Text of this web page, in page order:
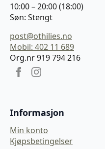
10:00 – 20:00 (18:00)
Søn: Stengt
post@othilies.no
Mobil: 402 11 689
Org.nr 919 794 216
Informasjon
Min konto
Kjøpsbetingelser